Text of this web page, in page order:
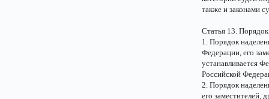
также и законами
Статья 13.
1. Порядок
Федерации, его
устанавливается
Российской
2. Порядок
его заместителей,